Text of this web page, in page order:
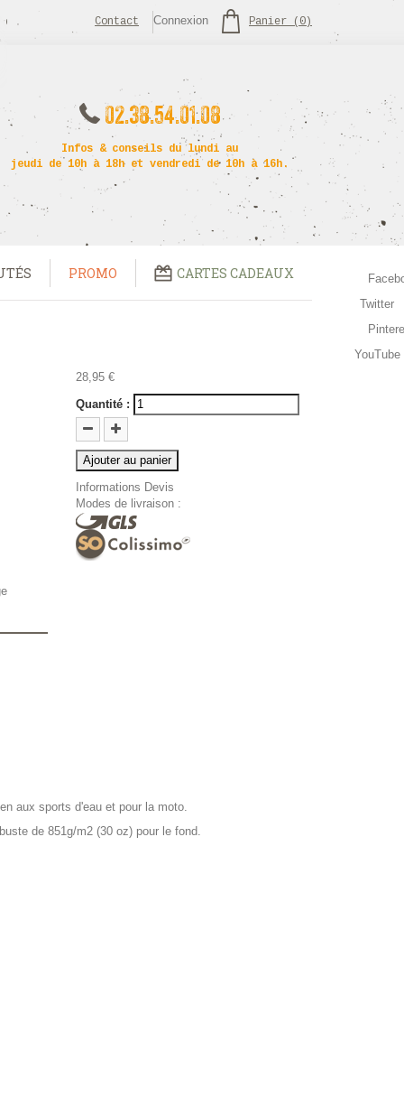
Panier ( 0)
Connexion
Contact
02.38.54.01.08
Infos & conseils du lundi au
jeudi de 10h à 18h et vendredi de 10h à 16h.
PROMO CARTES CADEAUX
28,95 €
Quantité :
Ajouter au panier
Informations Devis
Modes de livraison :
aux sports d'eau et pour la moto.
de 851g/m2 (30 oz) pour le fond.
Twitter
YouTube